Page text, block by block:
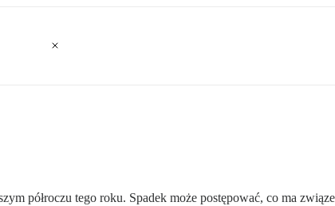
półroczu tego roku. Spadek może postępować, co ma